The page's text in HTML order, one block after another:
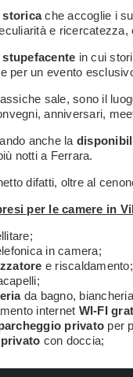
storicache accoglie i
e
in cui
per un evento
sale, sono il
anniversari,
anche la
notti a Ferrara.
difatti, oltre al
per le camere in
in camera;
e riscaldamento;
da bagno,
internet WI-FI
privato per
con doccia;